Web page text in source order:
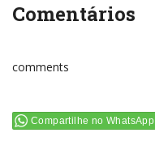
Comentários
comments
Compartilhe no WhatsApp